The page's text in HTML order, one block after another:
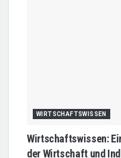
WIRTSCHAFTSWISSEN
Wirtschaftswissen:
der Wirtschaft und